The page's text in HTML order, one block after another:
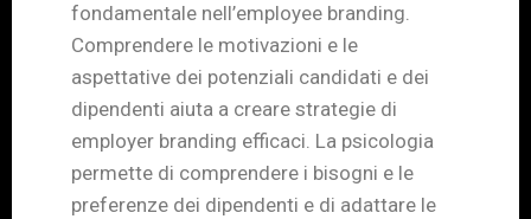
fondamentale nell’employee branding.
Comprendere le motivazioni e le
aspettative dei potenziali candidati e dei
dipendenti aiuta a creare strategie di
employer branding efficaci. La psicologia
permette di comprendere i bisogni e le
preferenze dei dipendenti e di adattare le